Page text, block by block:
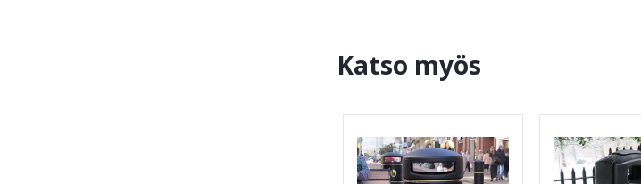
Katso myös